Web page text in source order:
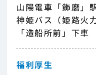
山陽電車「飾磨」
神姫バス（姫路火
「造船所前」下
福利厚生